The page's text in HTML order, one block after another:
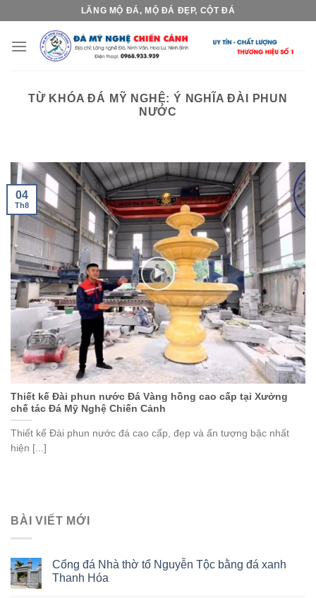
content
LĂNG MỘ ĐÁ, MỘ ĐÁ ĐẸP, CỘT ĐÁ
TỪ KHÓA ĐÁ MỸ NGHỆ:Ý NGHĨA ĐÀI PHUN
NƯỚC
Thiết kế Đài phun nước Đá Vàng hồng cao cấp tại Xưởng
chế tác Đá Mỹ Nghệ Chiến Cảnh
Thiết kế Đài phun nước đá cao cấp, đẹp và ấn tượng bậc nhất
hiện [...]
04
Th8
BÀI VIẾT MỚI
Cổng đá Nhà thờ tổ Nguyễn Tộc bằng đá xanh
Thanh Hóa